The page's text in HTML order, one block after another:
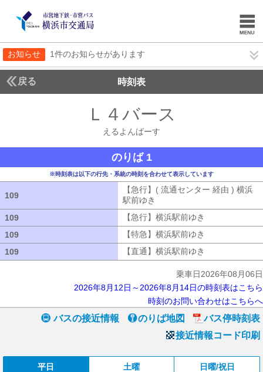
お知らせ 1件のお知らせがあります
戻る 時刻表
Ｌ４バース
えるよんばーす
のりば 1
※時刻表は以下の行先・系統の時刻を合わせて表示しています
109
【急行】( 流通センター 経由 ) 横浜
駅前ゆき
109
【急行】横浜駅前ゆき
109
【特急】横浜駅前ゆき
109
【直通】横浜駅前ゆき
乗車日2026年08月06日
2026年8月12日～2026年8月14日の時刻表はこちら
時刻のお問い合わせはこちらへ
バスの接近情報 のりば地図
バス停時刻表
接近情報コード印刷
平日 土曜 日曜/祝日